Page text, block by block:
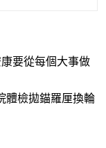
要從每個大事做
體檢拋錨羅厘換輪